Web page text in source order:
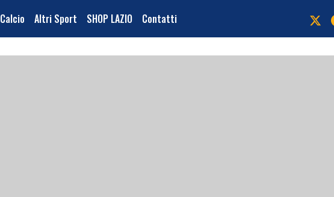
Calcio Altri Sport SHOP LAZIO Contatti